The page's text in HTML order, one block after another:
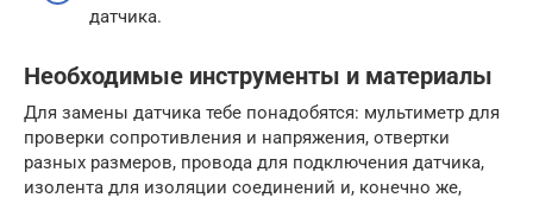
датчика.
Необходимые инструменты и материалы
Для замены датчика тебе понадобятся: мультиметр для
проверки сопротивления и напряжения, отвертки
разных размеров, провода для подключения датчика,
изолента для изоляции соединений и, конечно же,